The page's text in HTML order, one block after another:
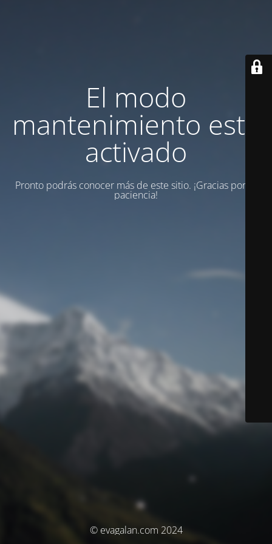
El modo
mantenimiento está
activado
Pronto podrás conocer más de este sitio. ¡Gracias por tu
paciencia!
© evagalan.com 2024